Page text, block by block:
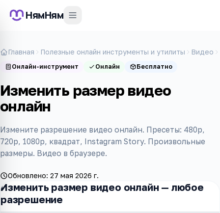
НямНям
Главная Полезные онлайн инструменты и утилиты Видео
Онлайн-инструмент Онлайн Бесплатно
Изменить размер видео
онлайн
Измените разрешение видео онлайн. Пресеты: 480p,
720p, 1080p, квадрат, Instagram Story. Произвольные
размеры. Видео в браузере.
Обновлено: 27 мая 2026 г.
Изменить размер видео онлайн — любое
разрешение